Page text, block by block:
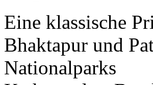
Eine klassische
Bhaktapur und
Nationalparks